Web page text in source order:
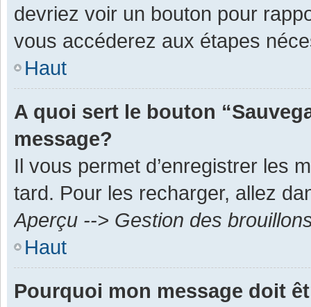
devriez voir un bouton pour
vous accéderez aux étapes
Haut
A quoi sert le bouton
message?
Il vous permet d’enregistrer les
tard. Pour les recharger, allez
Aperçu --> Gestion des
Haut
Pourquoi mon message doit